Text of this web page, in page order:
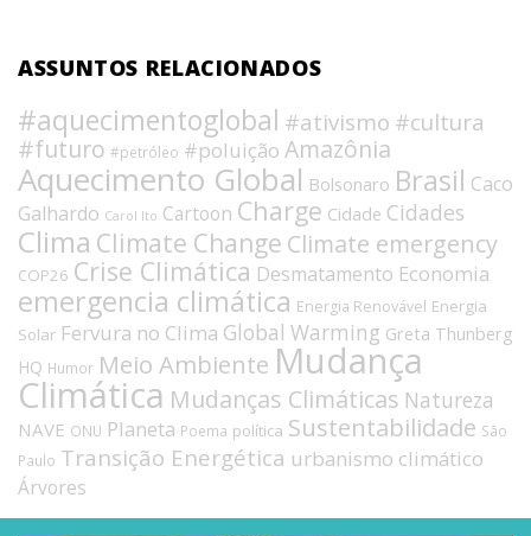
ASSUNTOS RELACIONADOS
#aquecimentoglobal #ativismo #cultura
#futuro #petróleo #poluição Amazônia
Aquecimento Global Bolsonaro Brasil Caco
Galhardo Carol Ito Cartoon Charge Cidade Cidades
Clima Climate Change Climate emergency
COP26 Crise Climática Desmatamento Economia
emergencia climática Energia Renovável Energia
Solar Fervura no Clima Global Warming Greta Thunberg
HQ Humor Meio Ambiente Mudança
Climática Mudanças Climáticas Natureza
NAVE ONU Planeta Poema política Sustentabilidade São
Paulo Transição Energética urbanismo climático
Árvores